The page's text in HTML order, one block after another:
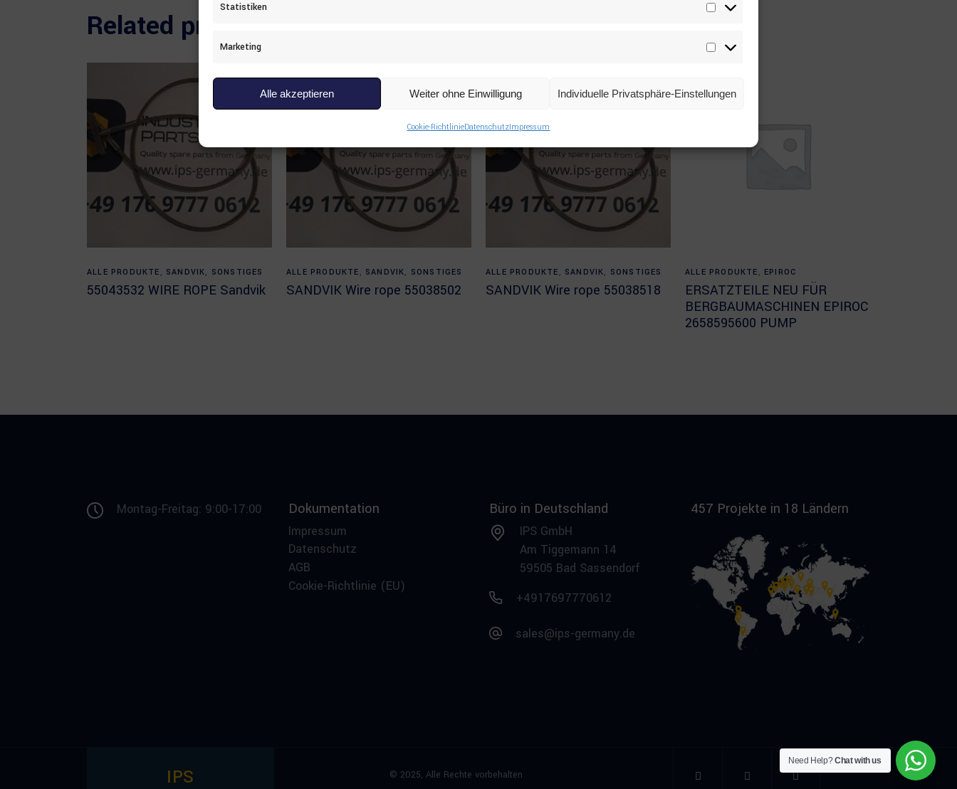
Statistiken Statistiken
Marketing Marketing
Alle akzeptieren Weiter ohne Einwilligung Individuelle Privatsphäre-Einstellungen
Cookie-RichtlinieDatenschutzImpressum
Related products
Read more
ALLE PRODUKTE , SANDVIK, SONSTIGES
55043532 WIRE ROPE Sandvik
Read more
ALLE PRODUKTE , SANDVIK, SONSTIGES
SANDVIK Wire rope 55038502
Read more
ALLE PRODUKTE , SANDVIK, SONSTIGES
SANDVIK Wire rope 55038518
Read more
ALLE PRODUKTE , EPIROC
ERSATZTEILE NEU FÜR
BERGBAUMASCHINEN EPIROC
2658595600 PUMP
Montag-Freitag: 9:00-17:00 Dokumentation
Impressum
Datenschutz
AGB
Cookie-Richtlinie (EU)
Büro in Deutschland
IPS GmbH
Am Tiggemann 14
59505 Bad Sassendorf
+4917697770612
sales@ips-germany.de
457 Projekte in 18 Ländern
IPS © 2025, Alle Rechte vorbehalten
Need Help?Chat with us